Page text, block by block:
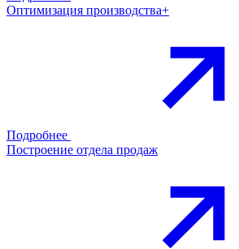
Оптимизация производства+
Подробнее
Построение отдела продаж